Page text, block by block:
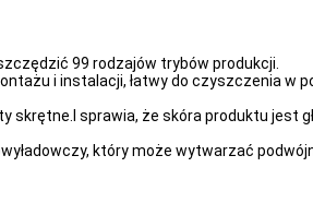
99 rodzajów trybów produkcji.
i instalacji, łatwy do czyszczenia w
sprawia, że ​​skóra produktu jest
który może wytwarzać